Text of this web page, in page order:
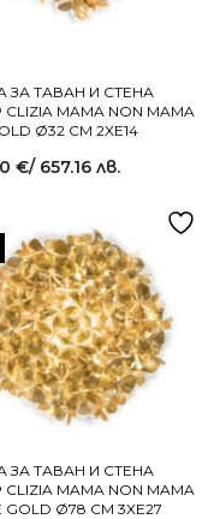
ЗА ТАВАН И СТЕНА
CLIZIA MAMA NON MAMA
Ø32 СМ 2XE14
€/ 657.16 лв.
ЗА ТАВАН И СТЕНА
CLIZIA MAMA NON MAMA
GOLD Ø78 СМ 3XE27